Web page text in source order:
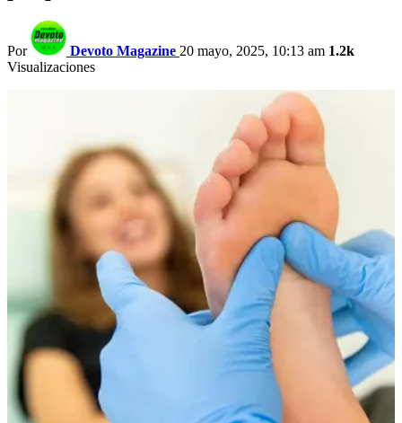
Por Devoto Magazine 20 mayo, 2025, 10:13 am 1.2k
Visualizaciones